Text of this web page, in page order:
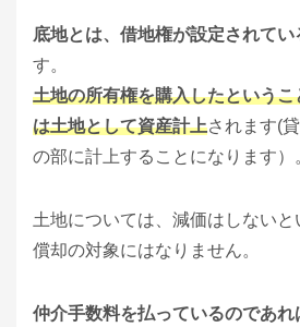
底地とは、借地権が設定されてい
す。
土地の所有権を購入したという
は土地として資産計上されます(
の部に計上することになります）
土地については、減価はしない
償却の対象にはなりません。
仲介手数料を払っているのであ